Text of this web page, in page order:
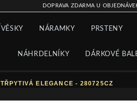
DOPRAVA ZDARMA U
NÁRAMKY PRSTENY
NÁHRDELNÍKY DÁRKOVÉ
ELEGANCE - 280725CZ